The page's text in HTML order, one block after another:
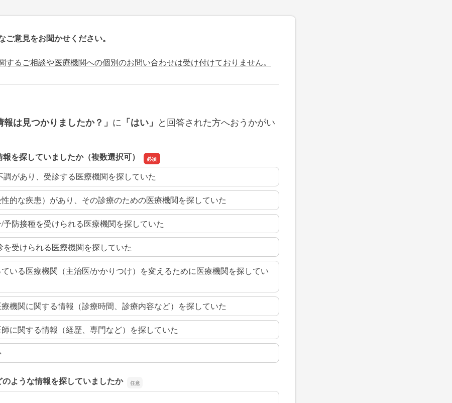
ご意見をお聞かせください。
するご相談や医療機関への個別のお問い合わせは受け付けておりません。
報は見つかりましたか？」 に 「はい」 と回答された方へおうかがい
を探していましたか（複数選択可）
調があり、受診する医療機関を探していた
的な疾患）があり、その診療のための医療機関を探していた
予防接種を受けられる医療機関を探していた
を受けられる医療機関を探していた
いる医療機関（主治医/かかりつけ）を変えるために医療機関を探してい
機関に関する情報（診療時間、診療内容など）を探していた
に関する情報（経歴、専門など）を探していた
ような情報を探していましたか
ような情報を探していましたか